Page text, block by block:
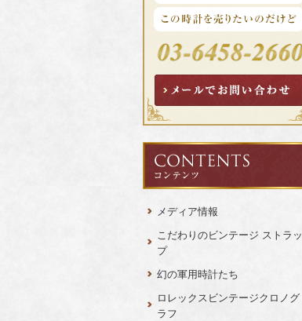
メディア情報
こだわりのビンテージ ストラッ
プ
幻の軍用時計たち
ロレックスビンテージクロノグ
ラフ